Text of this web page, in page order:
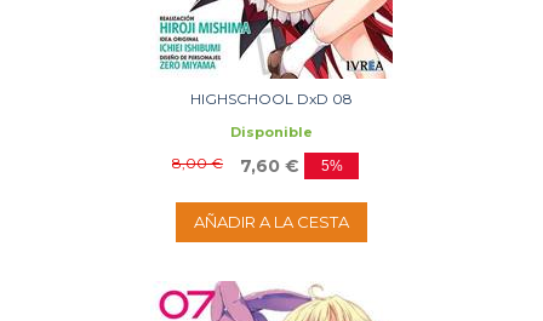
HIGHSCHOOL DxD 08
Disponible
8,00 € 7,60 € 5%
AÑADIR A LA CESTA